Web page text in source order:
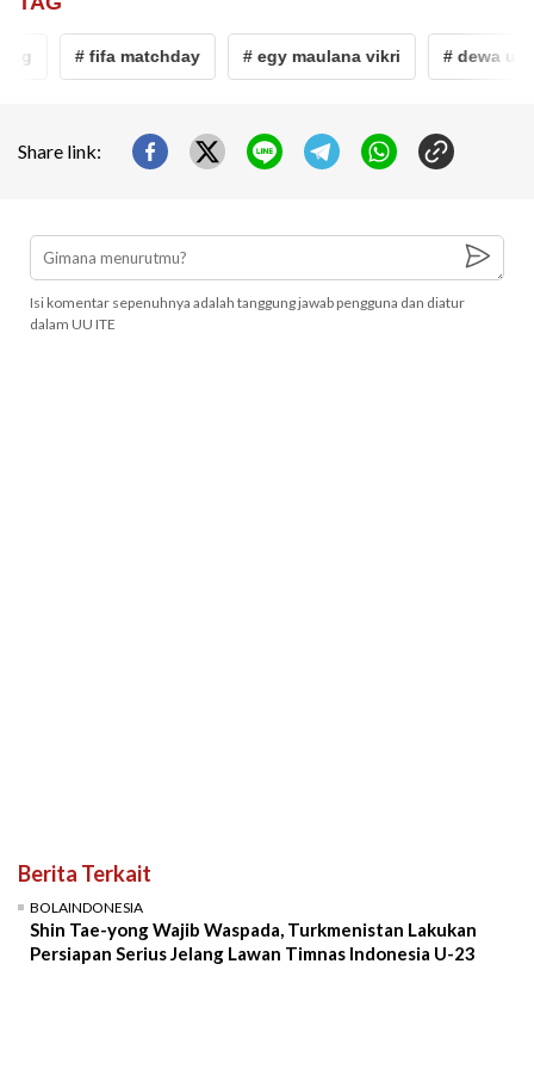
# fifa matchday # egy maulana vikri # dewa
Share link:
Isi komentar sepenuhnya adalah tanggung jawab pengguna dan diatur
dalam UU ITE
Berita Terkait
BOLAINDONESIA
Shin Tae-yong Wajib Waspada, Turkmenistan Lakukan
Persiapan Serius Jelang Lawan Timnas Indonesia U-23